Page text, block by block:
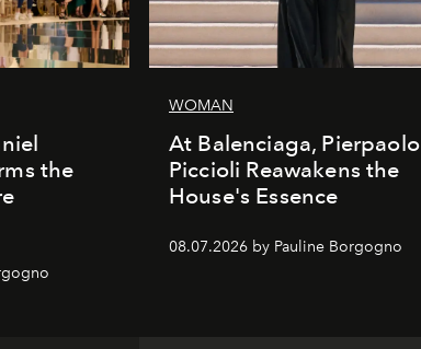
the
WOMAN
At Balenciaga, Pierpaolo
Piccioli Reawakens the
House's Essence
08.07.2026 by Pauline Borgogno